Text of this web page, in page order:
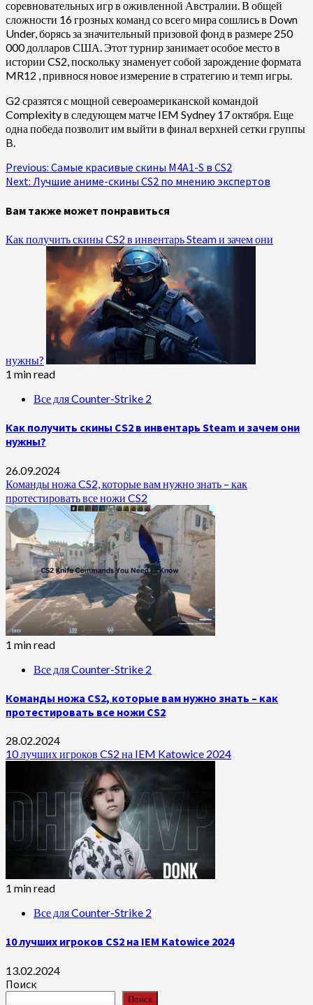
соревновательных игр в оживленной Австралии. В общей
сложности 16 грозных команд со всего мира сошлись в Down
Under, борясь за значительный призовой фонд в размере 250
000 долларов США. Этот турнир занимает особое место в
истории CS2, поскольку знаменует собой зарождение формата
MR12 , привнося новое измерение в стратегию и темп игры.
G2 сразятся с мощной североамериканской командой
Complexity в следующем матче IEM Sydney 17 октября. Еще
одна победа позволит им выйти в финал верхней сетки группы
B.
Continue
Reading
Previous: Самые красивые скины M4A1-S в CS2
Next: Лучшие аниме-скины CS2 по мнению экспертов
Вам также может понравиться
Как получить скины CS2 в инвентарь Steam и зачем они
нужны?
1 min read
Все для Counter-Strike 2
Как получить скины CS2 в инвентарь Steam и зачем они
нужны?
26.09.2024
Команды ножа CS2, которые вам нужно знать – как
протестировать все ножи CS2
1 min read
Все для Counter-Strike 2
Команды ножа CS2, которые вам нужно знать – как
протестировать все ножи CS2
28.02.2024
10 лучших игроков CS2 на IEM Katowice 2024
1 min read
Все для Counter-Strike 2
10 лучших игроков CS2 на IEM Katowice 2024
13.02.2024
Поиск
Поиск